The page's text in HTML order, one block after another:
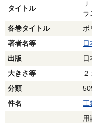
タイトル
各巻タイトル
ポ
著者名等
出版
大きさ等
分類
件名
工
用